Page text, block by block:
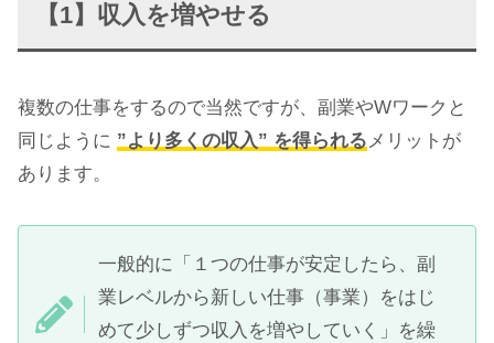
【1】収入を増やせる
複数の仕事をするので当然ですが、副業やWワークと
同じように ”より多くの収入” を得られるメリットが
あります。
一般的に「１つの仕事が安定したら、副
業レベルから新しい仕事（事業）をはじ
めて少しずつ収入を増やしていく」を繰